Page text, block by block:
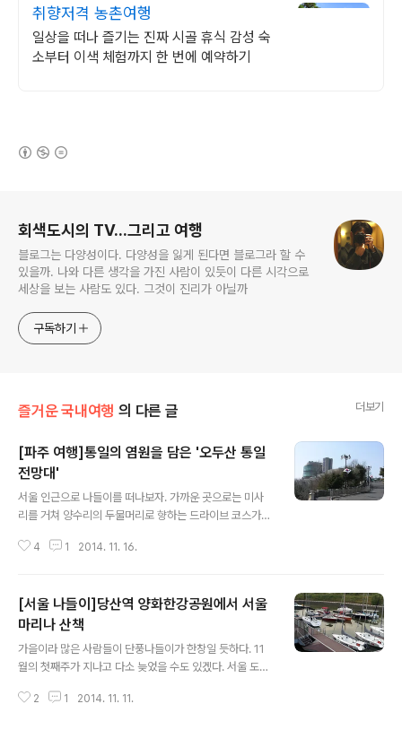
취향저격 농촌여행
일상을 떠나 즐기는 진짜 시골 휴식 감성 숙
소부터 이색 체험까지 한 번에 예약하기
회색도시의 TV...그리고 여행
블로그는 다양성이다. 다양성을 잃게 된다면 블로그라 할 수
있을까. 나와 다른 생각을 가진 사람이 있듯이 다른 시각으로
세상을 보는 사람도 있다. 그것이 진리가 아닐까
구독하기
즐거운 국내여행 의 다른 글 더보기
[파주 여행]통일의 염원을 담은 '오두산 통일
전망대'
서울 인근으로 나들이를 떠나보자. 가까운 곳으로는 미사
리를 거쳐 양수리의 두물머리로 향하는 드라이브 코스가
를 하는 곳으로는 좋지만 돌아오는 길은 많은 차량으로 붐
스로도 인기가 많은데, 특히 파주의 헤일리와 프로방스 인
근은 젊은 연인들이 많이 찾는 주말 나들이일 듯 하다. 헤일
리로 향하는 길목에 위치한 오두산통일전망대는 어떨까?
해발 118m에 위치한 고지로서 삼국시대 고구려와 백제가
주도권 장악을 위해 치열한 전투가 벌어졌던 관미성지터로
역사적으로 군사적 요충지가 바로 오두산 통일전망대이다.
4 1 2014. 11. 16.
[서울 나들이]당산역 양화한강공원에서 서울
마리나 산책
가을이라 많은 사람들이 단풍나들이가 한창일 듯하다. 11
월의 첫째주가 지나고 다소 늦었을 수도 있겠다. 서울 도심
경이 늦었다고 여겨질 수도 있겠다. 주말이면 도심을 벗어
2 1 2014. 11. 11.